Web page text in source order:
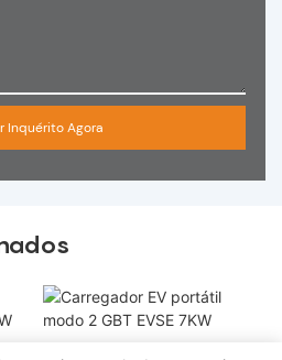
Inquérito Agora
Carregador EV portátil